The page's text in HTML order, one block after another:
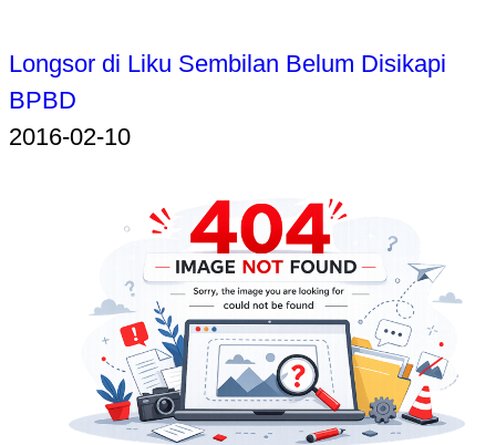
Longsor di Liku Sembilan Belum Disikapi
BPBD
2016-02-10